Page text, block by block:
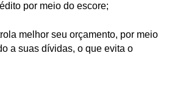
por meio do escore;
melhor seu orçamento, por meio
a suas dívidas, o que evita o